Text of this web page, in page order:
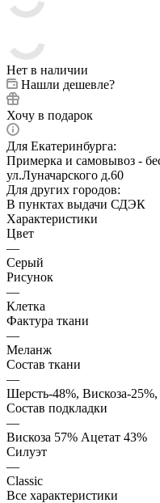
Нет в наличии
Нашли дешевле?
Хочу в подарок
Для Екатеринбурга:
Примерка и самовывоз -
ул.Луначарского д.60
Для других городов:
В пунктах выдачи СДЭК
Характеристики
Цвет
—
Серый
Рисунок
—
Клетка
Фактура ткани
—
Меланж
Состав ткани
—
Шерсть-48%, Вискоза-
Состав подкладки
—
Вискоза 57% Ацетат 43%
Силуэт
—
Classic
Все характеристики